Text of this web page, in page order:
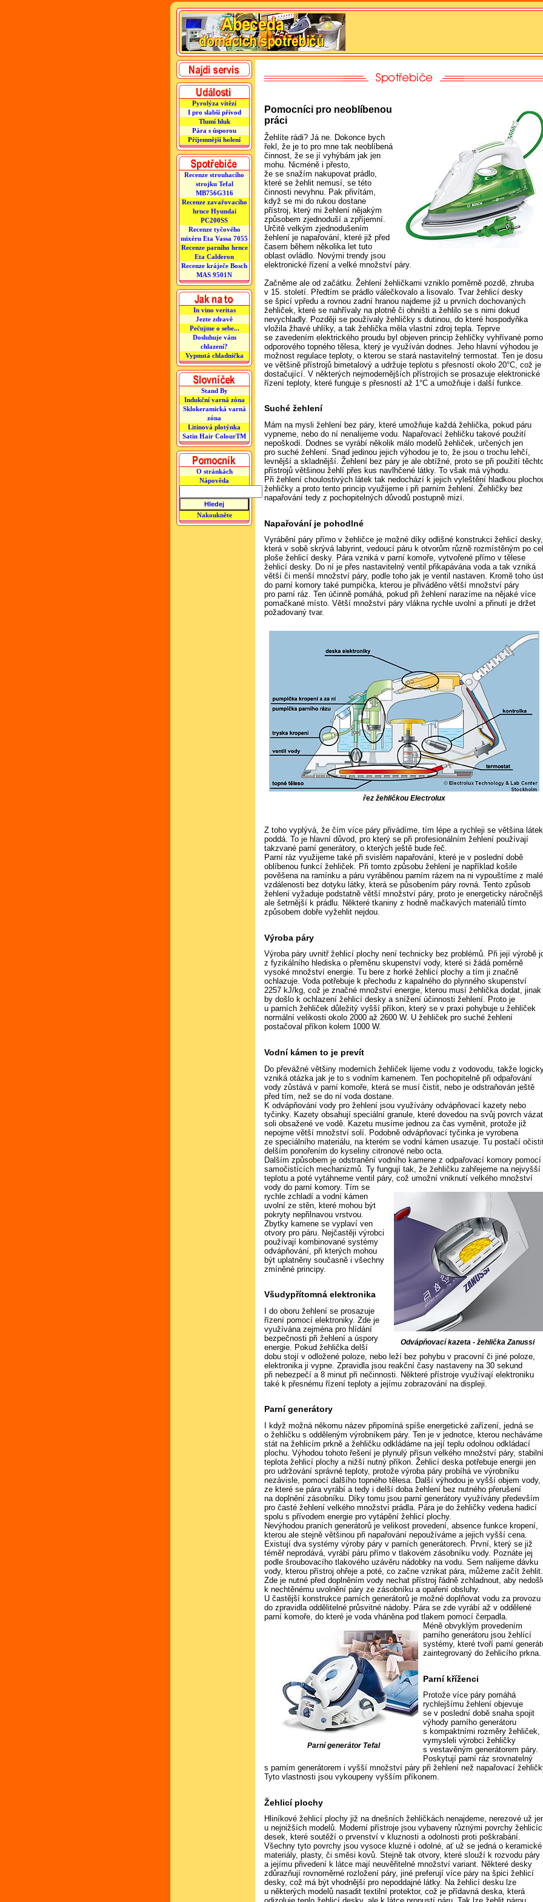
Pyrolýza vítězí
I pro slabší přívod
Tlumí hluk
Pára s úsporou
Příjemnější holení
Recenze strouhacího
strojku Tefal
MB756G316
Recenze zavařovacího
hrnce Hyundai
PC200SS
Recenze tyčového
mixéru Eta Vassa 7055
Recenze parního hrnce
Eta Calderon
Recenze kráječe Bosch
MAS 9501N
In vino veritas
Jezte zdravě
Pečujme o sebe...
Dosluhuje vám
chlazení?
Vypnutá chladnička
Stand By
Indukční varná zóna
Sklokeramická varná
zóna
Litinová plotýnka
Satin Hair ColourTM
O stránkách
Nápověda
Nakoukněte
Pomocníci pro neoblíbenou
práci
Žehlíte rádi? Já ne. Dokonce bych
řekl, že je to pro mne tak neoblíbená
činnost, že se jí vyhýbám jak jen
mohu. Nicméně i přesto,
že se snažím nakupovat prádlo,
které se žehlit nemusí, se této
činnosti nevyhnu. Pak přivítám,
když se mi do rukou dostane
přístroj, který mi žehlení nějakým
způsobem zjednoduší a zpříjemní.
Určitě velkým zjednodušením
žehlení je napařování, které již před
časem během několika let tuto
oblast ovládlo. Novými trendy jsou
elektronické řízení a velké množství páry.
Začněme ale od začátku. Žehlení žehličkami vzniklo poměrně pozdě, zhruba
v 15. století. Předtím se prádlo válečkovalo a lisovalo. Tvar žehlicí desky
se špicí vpředu a rovnou zadní hranou najdeme již u prvních dochovaných
žehliček, které se nahřívaly na plotně či ohništi a žehlilo se s nimi dokud
nevychladly. Později se používaly žehličky s dutinou, do které hospodyňka
vložila žhavé uhlíky, a tak žehlička měla vlastní zdroj tepla. Teprve
se zavedením elektrického proudu byl objeven princip žehličky vyhřívané
odporového topného tělesa, který je využíván dodnes. Jeho hlavní výhodou je
možnost regulace teploty, o kterou se stará nastavitelný termostat. Ten je
ve většině přístrojů bimetalový a udržuje teplotu s přesností okolo 20°C, což je
dostačující. V některých nejmodernějších přístrojích se prosazuje elektronické
řízení teploty, které funguje s přesností až 1°C a umožňuje i další funkce.
Suché žehlení
Mám na mysli žehlení bez páry, které umožňuje každá žehlička, pokud páru
vypneme, nebo do ní nenalijeme vodu. Napařovací žehličku takové použití
nepoškodí. Dodnes se vyrábí několik málo modelů žehliček, určených jen
pro suché žehlení. Snad jedinou jejich výhodou je to, že jsou o trochu lehčí,
levnější a skladnější. Žehlení bez páry je ale obtížné, proto se při použití
přístrojů většinou žehlí přes kus navlhčené látky. To však má výhodu.
Při žehlení choulostivých látek tak nedochází k jejich vyleštění hladkou
žehličky a proto tento princip využijeme i při parním žehlení. Žehličky bez
napařování tedy z pochopitelných důvodů postupně mizí.
Napařování je pohodlné
Vyrábění páry přímo v žehličce je možné díky odlišné konstrukci žehlicí desky,
která v sobě skrývá labyrint, vedoucí páru k otvorům různě rozmístěným po
ploše žehlicí desky. Pára vzniká v parní komoře, vytvořené přímo v tělese
žehlicí desky. Do ní je přes nastavitelný ventil přikapávána voda a tak vzniká
větší či menší množství páry, podle toho jak je ventil nastaven. Kromě toho
do parní komory také pumpička, kterou je přiváděno větší množství páry
pro parní ráz. Ten účinně pomáhá, pokud při žehlení narazíme na nějaké více
pomačkané místo. Větší množství páry vlákna rychle uvolní a přinutí je držet
požadovaný tvar.
řez žehličkou Electrolux
Z toho vyplývá, že čím více páry přivádíme, tím lépe a rychleji se většina látek
poddá. To je hlavní důvod, pro který se při profesionálním žehlení používají
takzvané parní generátory, o kterých ještě bude řeč.
Parní ráz využijeme také při svislém napařování, které je v poslední době
oblíbenou funkcí žehliček. Při tomto způsobu žehlení je například košile
pověšena na ramínku a páru vyráběnou parním rázem na ni vypouštíme z malé
vzdálenosti bez dotyku látky, která se působením páry rovná. Tento způsob
žehlení vyžaduje podstatně větší množství páry, proto je energeticky
ale šetrnější k prádlu. Některé tkaniny z hodně mačkavých materiálů tímto
způsobem dobře vyžehlit nejdou.
Výroba páry
Výroba páry uvnitř žehlicí plochy není technicky bez problémů. Při její výrobě
z fyzikálního hlediska o přeměnu skupenství vody, které si žádá poměrně
vysoké množství energie. Tu bere z horké žehlicí plochy a tím ji značně
ochlazuje. Voda potřebuje k přechodu z kapalného do plynného skupenství
2257 kJ/kg, což je značné množství energie, kterou musí žehlička dodat, jinak
by došlo k ochlazení žehlicí desky a snížení účinnosti žehlení. Proto je
u parních žehliček důležitý vyšší příkon, který se v praxi pohybuje u žehliček
normální velikosti okolo 2000 až 2600 W. U žehliček pro suché žehlení
postačoval příkon kolem 1000 W.
Vodní kámen to je prevít
Do převážné většiny moderních žehliček lijeme vodu z vodovodu, takže
vzniká otázka jak je to s vodním kamenem. Ten pochopitelně při odpařování
vody zůstává v parní komoře, která se musí čistit, nebo je odstraňován ještě
před tím, než se do ní voda dostane.
K odvápňování vody pro žehlení jsou využívány odvápňovací kazety nebo
tyčinky. Kazety obsahují speciální granule, které dovedou na svůj povrch vázat
soli obsažené ve vodě. Kazetu musíme jednou za čas vyměnit, protože již
nepojme větší množství solí. Podobně odvápňovací tyčinka je vyrobena
ze speciálního materiálu, na kterém se vodní kámen usazuje. Tu postačí
delším ponořením do kyseliny citronové nebo octa.
Dalším způsobem je odstranění vodního kamene z odpařovací komory pomocí
samočistících mechanizmů. Ty fungují tak, že žehličku zahřejeme na nejvyšší
teplotu a poté vytáhneme ventil páry, což umožní vniknutí velkého množství
vody do parní komory.
Odvápňovací kazeta - žehlička Zanussi
Tím se
rychle zchladí a vodní kámen
uvolní ze stěn, které mohou být
pokryty nepřilnavou vrstvou.
Zbytky kamene se vyplaví ven
otvory pro páru. Nejčastěji výrobci
používají kombinované systémy
odvápňování, při kterých mohou
být uplatněny současně i všechny
zmíněné principy.
Všudypřítomná elektronika
I do oboru žehlení se prosazuje
řízení pomocí elektroniky. Zde je
využívána zejména pro hlídání
bezpečnosti při žehlení a úspory
energie. Pokud žehlička delší
dobu stojí v odložené poloze, nebo leží bez pohybu v pracovní či jiné poloze,
elektronika ji vypne. Zpravidla jsou reakční časy nastaveny na 30 sekund
při nebezpečí a 8 minut při nečinnosti. Některé přístroje využívají elektroniku
také k přesnému řízení teploty a jejímu zobrazování na displeji.
Parní generátory
I když možná někomu název připomíná spíše energetické zařízení, jedná se
o žehličku s odděleným výrobníkem páry. Ten je v jednotce, kterou necháváme
stát na žehlicím prkně a žehličku odkládáme na její teplu odolnou odkládací
plochu. Výhodou tohoto řešení je plynulý přísun velkého množství páry,
teplota žehlicí plochy a nižší nutný příkon. Žehlicí deska potřebuje energii jen
pro udržování správné teploty, protože výroba páry probíhá ve výrobníku
nezávisle, pomocí dalšího topného tělesa. Další výhodou je vyšší objem vody,
ze které se pára vyrábí a tedy i delší doba žehlení bez nutného přerušení
na doplnění zásobníku. Díky tomu jsou parní generátory využívány především
pro časté žehlení velkého množství prádla. Pára je do žehličky vedena hadicí
spolu s přívodem energie pro vytápění žehlicí plochy.
Nevýhodou praních generátorů je velikost provedení, absence funkce kropení,
kterou ale stejně většinou při napařování nepoužíváme a jejich vyšší cena.
Existují dva systémy výroby páry v parních generátorech. První, který se již
téměř neprodává, vyrábí páru přímo v tlakovém zásobníku vody. Poznáte jej
podle šroubovacího tlakového uzávěru nádobky na vodu. Sem nalijeme dávku
vody, kterou přístroj ohřeje a poté, co začne vznikat pára, můžeme začít žehlit.
Zde je nutné před doplněním vody nechat přístroj řádně zchladnout, aby
k nechtěnému uvolnění páry ze zásobníku a opaření obsluhy.
U častější konstrukce parních generátorů je možné doplňovat vodu za provozu
do zpravidla oddělitelné průsvitné nádoby. Pára se zde vyrábí až v oddělené
parní komoře, do které je voda vháněna pod tlakem pomocí čerpadla.
Parní generátor Tefal
Méně obvyklým provedením
parního generátoru jsou žehlící
systémy, které tvoří parní
zaintegrovaný do žehlicího prkna.
Parní kříženci
Protože více páry pomáhá
rychlejšímu žehlení objevuje
se v poslední době snaha spojit
výhody parního generátoru
s kompaktními rozměry žehliček,
vymysleli výrobci žehličky
s vestavěným generátorem páry.
Poskytují parní ráz srovnatelný
s parním generátorem i vyšší množství páry při žehlení než napařovací
Tyto vlastnosti jsou vykoupeny vyšším příkonem.
Žehlicí plochy
Hliníkové žehlicí plochy již na dnešních žehličkách nenajdeme, nerezové už
u nejnižších modelů. Moderní přístroje jsou vybaveny různými povrchy
desek, které soutěží o prvenství v kluznosti a odolnosti proti poškrabání.
Všechny tyto povrchy jsou vysoce kluzné i odolné, ať už se jedná o keramické
materiály, plasty, či směsi kovů. Stejně tak otvory, které slouží k rozvodu páry
a jejímu přivedení k látce mají neuvěřitelné množství variant. Některé desky
zdůrazňují rovnoměrné rozložení páry, jiné preferují více páry na špici žehlicí
desky, což má být vhodnější pro nepoddajné látky. Na žehlicí desku lze
u některých modelů nasadit textilní protektor, což je přídavná deska, která